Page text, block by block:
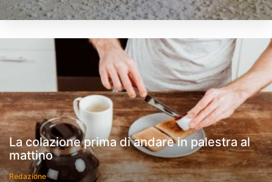
20 Settembre 2021
La colazione prima di andare in palestra al
mattino
Redazione